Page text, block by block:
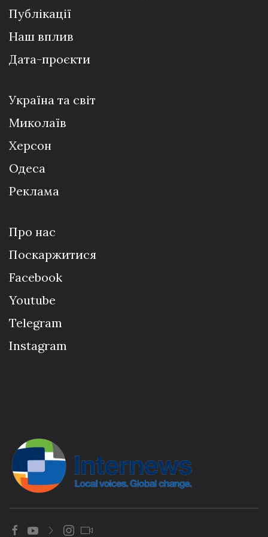
Публікації
Наш вплив
Дата-проєкти
Україна та світ
Миколаїв
Херсон
Одеса
Реклама
Про нас
Поскаржитися
Facebook
Youtube
Telegram
Instagram